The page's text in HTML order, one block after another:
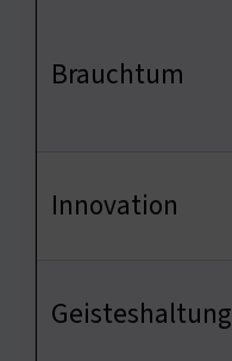
Brauchtum
Innovation
Geisteshaltung